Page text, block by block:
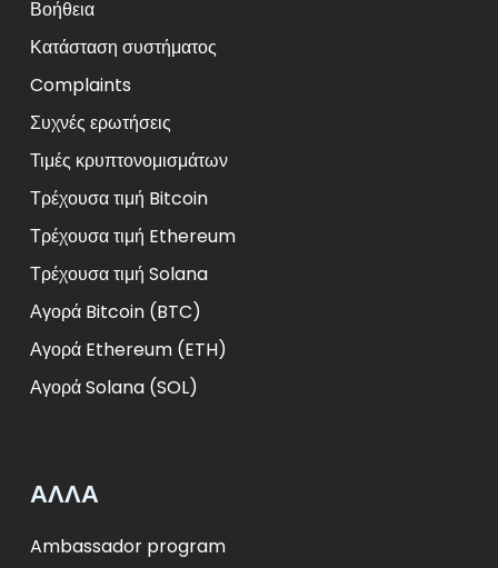
Βοήθεια
Κατάσταση συστήματος
Complaints
Συχνές ερωτήσεις
Τιμές κρυπτονομισμάτων
Τρέχουσα τιμή Bitcoin
Τρέχουσα τιμή Ethereum
Τρέχουσα τιμή Solana
Αγορά Bitcoin (BTC)
Αγορά Ethereum (ETH)
Αγορά Solana (SOL)
ΑΛΛΑ
Ambassador program